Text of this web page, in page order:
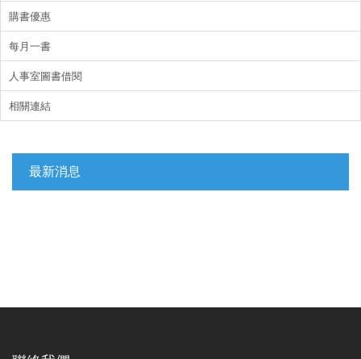
購書優惠
每月一書
人事室圖書借閱
相關連結
最新消息